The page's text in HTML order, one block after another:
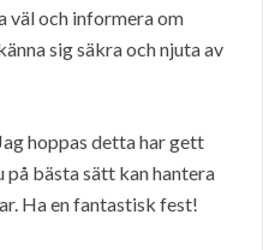
väl och informera om
sig säkra och njuta av
hoppas detta har gett
bästa sätt kan hantera
Ha en fantastisk fest!